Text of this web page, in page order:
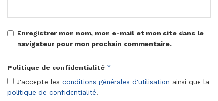
Enregistrer mon nom, mon e-mail et mon site dans le
navigateur pour mon prochain commentaire.
Politique de confidentialité *
J'accepte les conditions générales d'utilisation ainsi que la
politique de confidentialité.